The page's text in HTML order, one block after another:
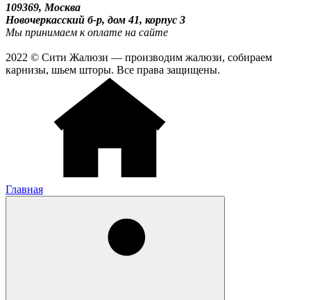
109369, Москва
Новочеркасский б-р, дом 41, корпус 3
Мы принимаем к оплате на сайте
2022 © Сити Жалюзи — производим жалюзи, собираем
карнизы, шьем шторы. Все права защищены.
Главная